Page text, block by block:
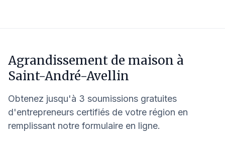
Agrandissement de maison à
Saint-André-Avellin
Obtenez jusqu'à 3 soumissions gratuites
d'entrepreneurs certifiés de votre région en
remplissant notre formulaire en ligne.